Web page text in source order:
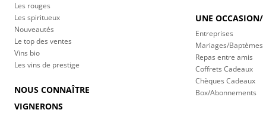
Les rouges
Les spiritueux
Nouveautés
Le top des ventes
Vins bio
Les vins de prestige
NOUS CONNAÎTRE
VIGNERONS
UNE
Entreprises
Mariages/Baptèmes
Repas entre amis
Coffrets Cadeaux
Chèques Cadeaux
Box/Abonnements